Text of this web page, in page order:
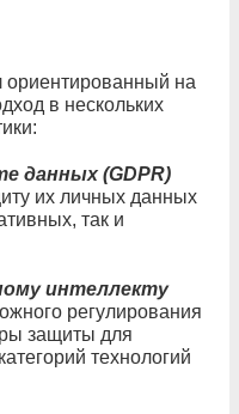
на
в нескольких
данных (GDPR)
их личных данных
так и
интеллекту
регулирования
защиты для
технологий